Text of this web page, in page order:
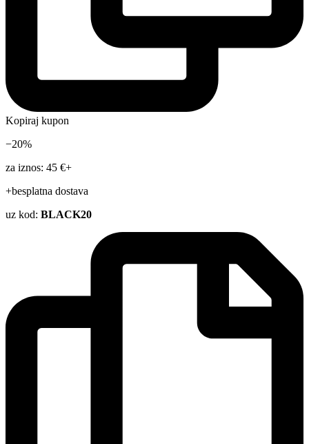
Kopiraj kupon
−20%
za iznos: 45 €+
+besplatna dostava
uz kod: BLACK20